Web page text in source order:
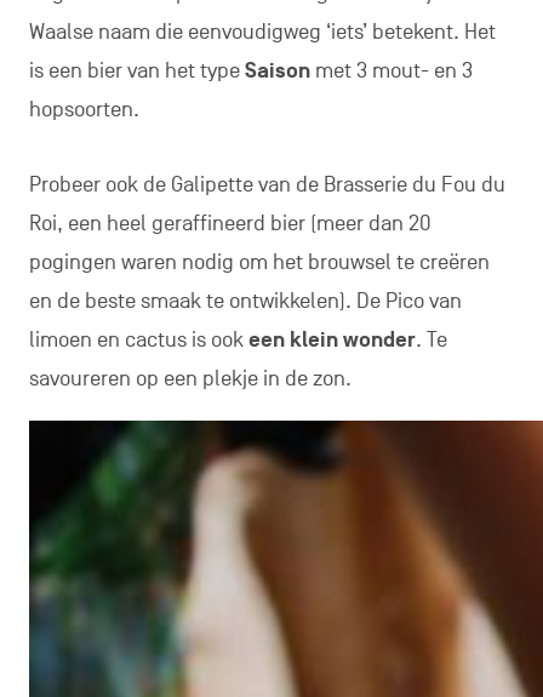
Waalse naam die eenvoudigweg ‘iets’ betekent. Het
is een bier van het typeSaisonmet 3 mout- en 3
hopsoorten.
Probeer ook de Galipette van de Brasserie du Fou du
Roi, een heel geraffineerd bier (meer dan 20
pogingen waren nodig om het brouwsel te creëren
en de beste smaak te ontwikkelen). De Pico van
limoen en cactus is ookeen klein wonder. Te
savoureren op een plekje in de zon.